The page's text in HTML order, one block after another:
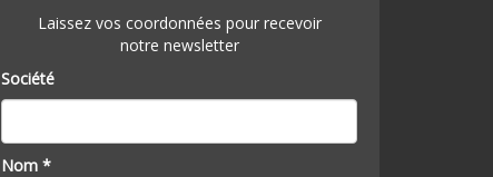
Laissez vos coordonnées pour recevoir
notre newsletter
Société
Nom *